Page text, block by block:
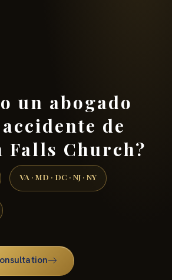
un abogado
de
Falls Church?
VA · MD · DC · NJ · NY